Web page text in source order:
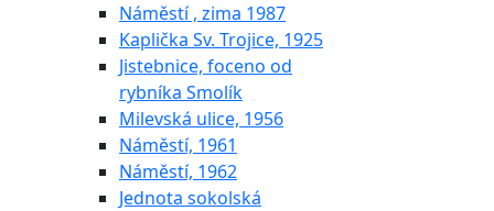
Náměstí , zima 1987
Kaplička Sv. Trojice, 1925
Jistebnice, foceno od
rybníka Smolík
Milevská ulice, 1956
Náměstí, 1961
Náměstí, 1962
Jednota sokolská